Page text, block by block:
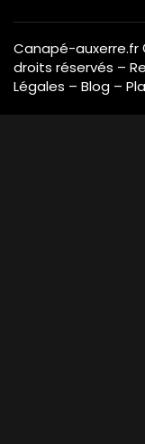
Canapé-auxerre.fr
droits réservés –
Légales – Blog –